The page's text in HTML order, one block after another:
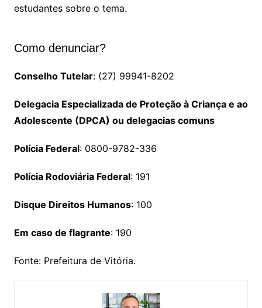
estudantes sobre o tema.
Como denunciar?
Conselho Tutelar: (27) 99941-8202
Delegacia Especializada de Proteção à Criança e ao
Adolescente (DPCA) ou delegacias comuns
Polícia Federal: 0800-9782-336
Polícia Rodoviária Federal: 191
Disque Direitos Humanos: 100
Em caso de flagrante: 190
Fonte: Prefeitura de Vitória.